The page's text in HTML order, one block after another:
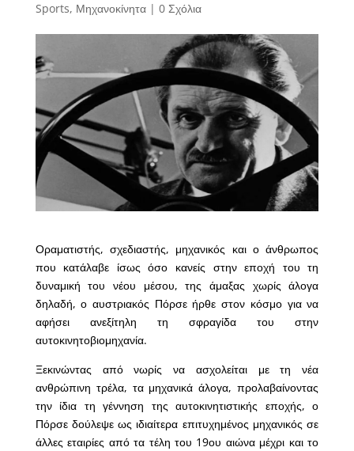
Sports, Μηχανοκίνητα| 0 Σχόλια
Οραματιστής, σχεδιαστής, μηχανικός και ο άνθρωπος
που κατάλαβε ίσως όσο κανείς στην εποχή του τη
δυναμική του νέου μέσου, της άμαξας χωρίς άλογα
δηλαδή, ο αυστριακός Πόρσε ήρθε στον κόσμο για να
αφήσει ανεξίτηλη τη σφραγίδα του στην
αυτοκινητοβιομηχανία.
Ξεκινώντας από νωρίς να ασχολείται με τη νέα
ανθρώπινη τρέλα, τα μηχανικά άλογα, προλαβαίνοντας
την ίδια τη γέννηση της αυτοκινητιστικής εποχής, ο
Πόρσε δούλεψε ως ιδιαίτερα επιτυχημένος μηχανικός σε
άλλες εταιρίες από τα τέλη του 19ου αιώνα μέχρι και το